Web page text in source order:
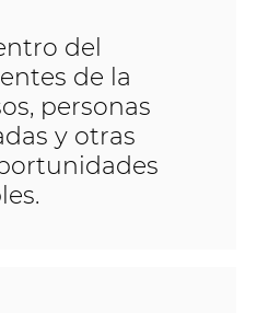
del
de la
personas
y otras